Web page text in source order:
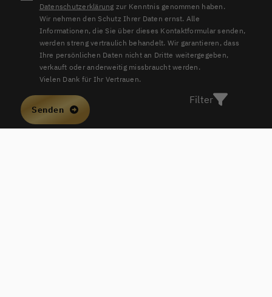
Filter
Datenschutzerklärung zur Kenntnis genommen haben.
Wir nehmen den Schutz Ihrer Daten ernst. Alle
Informationen, die Sie über dieses Kontaktformular senden,
werden streng vertraulich behandelt. Wir garantieren, dass
Ihre persönlichen Daten nicht an Dritte weitergegeben,
verkauft oder anderweitig missbraucht werden.
Vielen Dank für Ihr Vertrauen.
Senden